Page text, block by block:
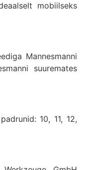
mobiilseks
Mannesmanni
suuremates
10, 11, 12,